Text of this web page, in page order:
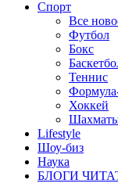
Спорт
Все
Футбол
Бокс
Теннис
Хоккей
Lifestyle
Шоу-биз
Наука
БЛОГИ